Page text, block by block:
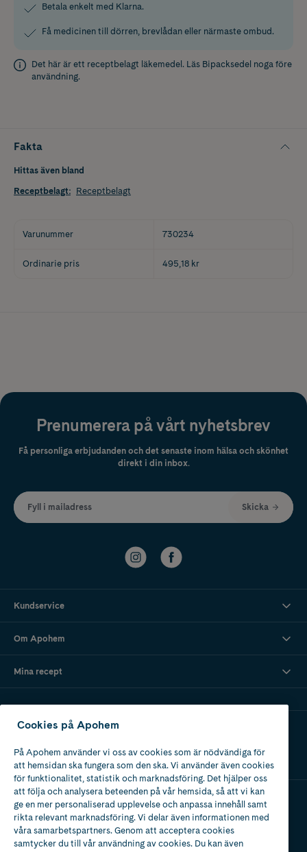
Betala enkelt med Klarna.
Få medicinen till dörren, brevlådan eller närmaste ombud.
Det här är ett receptbelagt läkemedel. Läs Bipacksedel noga före
användning.
Fakta
Hittas även bland
Receptbelagt: Receptbelagt
Varunummer 730234
Ordinarie pris 495,18 kr
Prenumerera på vårt nyhetsbrev
Få personliga erbjudanden och det senaste inom hälsa och skönhet
direkt i din inbox.
Fyll i mailadress Skicka
Kundservice
Om Apohem
Mina recept
Ladda ner vår app
Apotek med tillstånd
av Läkemedelsverket
Cookies på Apohem
På Apohem använder vi oss av cookies som är nödvändiga för
att hemsidan ska fungera som den ska. Vi använder även cookies
för funktionalitet, statistik och marknadsföring. Det hjälper oss
att följa och analysera beteenden på vår hemsida, så att vi kan
ge en mer personaliserad upplevelse och anpassa innehåll samt
rikta relevant marknadsföring. Vi delar även informationen med
våra samarbetspartners. Genom att acceptera cookies
samtycker du till vår användning av cookies. Du kan även